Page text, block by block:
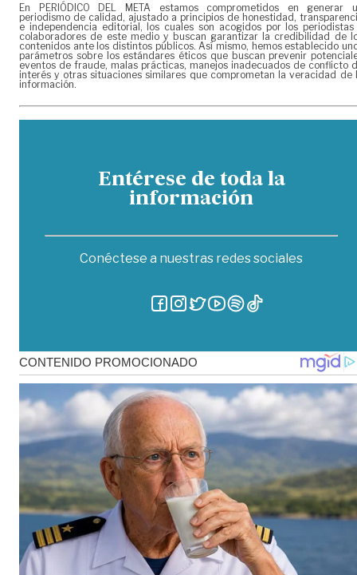
En PERIÓDICO DEL META estamos comprometidos en generar
periodismo de calidad, ajustado a principios de honestidad,
e independencia editorial, los cuales son acogidos por los periodistas
colaboradores de este medio y buscan garantizar la credibilidad de
contenidos ante los distintos públicos. Así mismo, hemos establecido
parámetros sobre los estándares éticos que buscan prevenir
eventos de fraude, malas prácticas, manejos inadecuados de conflicto
interés y otras situaciones similares que comprometan la veracidad de
información.
Entérese de toda la
información
Conéctese a nuestras redes sociales